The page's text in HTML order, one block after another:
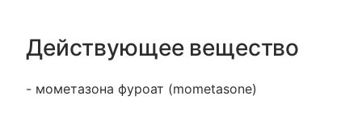
Действующее вещество
- мометазона фуроат (mometasone)